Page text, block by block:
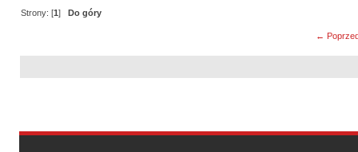
Strony: [1]Do góry
←